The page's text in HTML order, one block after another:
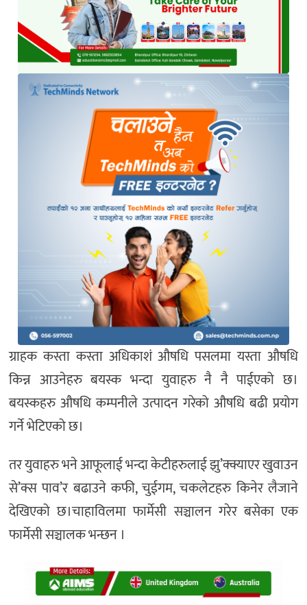
ग्राहक कस्ता कस्ता अधिकाशं औषधि पसलमा यस्ता औषधि
किन्न आउनेहरु बयस्क भन्दा युवाहरु नै नै पाईएको छ।
बयस्कहरु औषधि कम्पनीले उत्पादन गरेको औषधि बढी प्रयोग
गर्ने भेटिएको छ।
तर युवाहरु भने आफूलाई भन्दा केटीहरुलाई झु’क्क्याएर खुवाउन
से’क्स पाव’र बढाउने कफी, चुईगम, चकलेटहरु किनेर लैजाने
देखिएको छ।चाहाविलमा फार्मेसी सञ्चालन गरेर बसेका एक
फार्मेसी सञ्चालक भन्छन ।